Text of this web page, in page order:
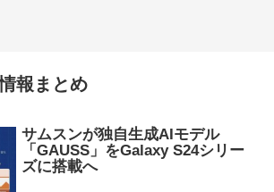
報まとめ
サムスンが独自生成AIモデル
「GAUSS」をGalaxy S24シリー
ズに搭載へ